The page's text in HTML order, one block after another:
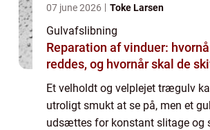
07 june 2026 Toke Larsen
Gulvafslibning
Reparation af vinduer:
reddes, og hvornår skal de
Et velholdt og velplejet trægulv
utroligt smukt at se på, men et
udsættes for konstant slitage og